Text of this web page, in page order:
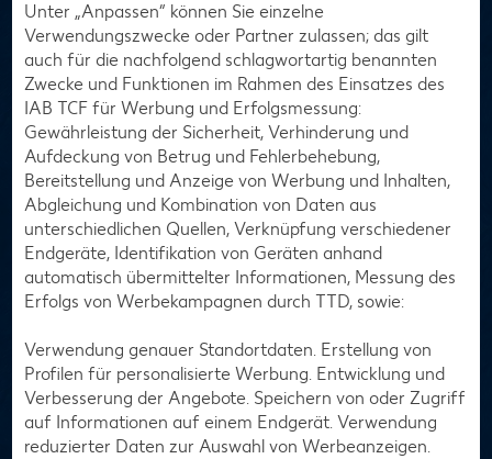
Neue Gratis-Prämienᵖ mit Kaufland Card
XTRA
Deine neuen Gratis-Prämienᵖ warten schon! Und das Beste:
Ab sofort kannst du aus allen Sorten wählen. Schau jetzt
gleich nach, welche Prämien du aktuell in unseren Filialen
gegen Treuepunkte erhalten kannst. Einfach Prämien in der
Kaufland-App mit Treuepunkten aktivieren, Prämien in der
Kaufland-Filiale mitnehmen, für mindestens zehn Euro
Kasse scannen.
Prämien entdecken
Unter „Anpassen“ können Sie einzelne
Verwendungszwecke oder Partner zulassen; das gilt
auch für die nachfolgend schlagwortartig benannten
Zwecke und Funktionen im Rahmen des Einsatzes des
IAB TCF für Werbung und Erfolgsmessung:
Gewährleistung der Sicherheit, Verhinderung und
Aufdeckung von Betrug und Fehlerbehebung,
Bereitstellung und Anzeige von Werbung und Inhalten,
Abgleichung und Kombination von Daten aus
unterschiedlichen Quellen, Verknüpfung verschiedener
Endgeräte, Identifikation von Geräten anhand
automatisch übermittelter Informationen, Messung des
Erfolgs von Werbekampagnen durch TTD, sowie:
Verwendung genauer Standortdaten. Erstellung von
Profilen für personalisierte Werbung. Entwicklung und
Verbesserung der Angebote. Speichern von oder Zugriff
auf Informationen auf einem Endgerät. Verwendung
reduzierter Daten zur Auswahl von Werbeanzeigen.